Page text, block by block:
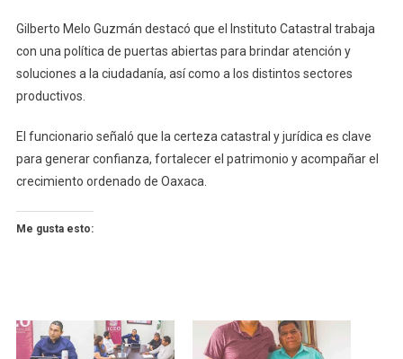
Gilberto Melo Guzmán destacó que el Instituto Catastral trabaja
con una política de puertas abiertas para brindar atención y
soluciones a la ciudadanía, así como a los distintos sectores
productivos.
El funcionario señaló que la certeza catastral y jurídica es clave
para generar confianza, fortalecer el patrimonio y acompañar el
crecimiento ordenado de Oaxaca.
Me gusta esto: